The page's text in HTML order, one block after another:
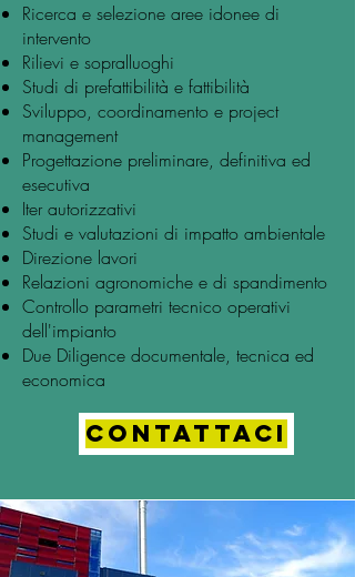
Ricerca e selezione aree idonee di
intervento
Rilievi e sopralluoghi
Studi di prefattibilità e fattibilità
Sviluppo, coordinamento e project
management
Progettazione preliminare, definitiva ed
esecutiva
Iter autorizzativi
Studi e valutazioni di impatto ambientale
Direzione lavori
Relazioni agronomiche e di spandimento
Controllo parametri tecnico operativi
dell'impianto
Due Diligence documentale, tecnica ed
economica
CONTATTACI